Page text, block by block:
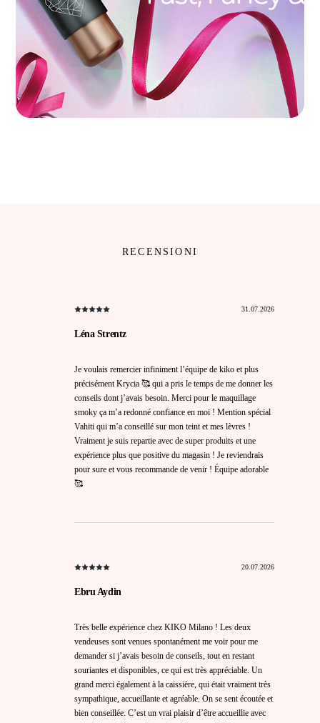
RECENSIONI
31.07.2026
Léna Strentz
Je voulais remercier infiniment l’équipe de kiko et plus
précisément Krycia 🥰 qui a pris le temps de me donner les
conseils dont j’avais besoin. Merci pour le maquillage
smoky ça m’a redonné confiance en moi ! Mention spécial
Vahiti qui m’a conseillé sur mon teint et mes lèvres !
Vraiment je suis repartie avec de super produits et une
expérience plus que positive du magasin ! Je reviendrais
pour sure et vous recommande de venir ! Équipe adorable
🥰
20.07.2026
Ebru Aydin
Très belle expérience chez KIKO Milano ! Les deux
vendeuses sont venues spontanément me voir pour me
demander si j’avais besoin de conseils, tout en restant
souriantes et disponibles, ce qui est très appréciable. Un
grand merci également à la caissière, qui était vraiment très
sympathique, accueillante et agréable. On se sent écoutée et
bien conseillée. C’est un vrai plaisir d’être accueillie avec